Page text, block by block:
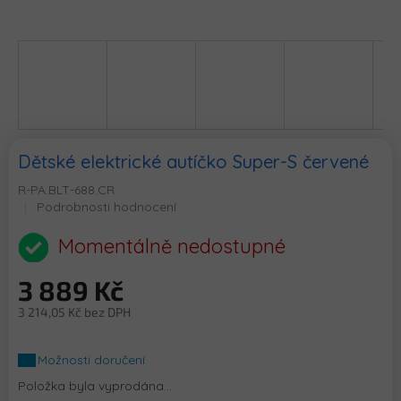
Dětské elektrické autíčko Super-S červené
R-PA.BLT-688.CR
Průměrné
produktu
je
z
5
Podrobnosti hodnocení
Momentálně nedostupné
3 889 Kč
3 214,05 Kč bez DPH
cena:Možnosti doručení
Položka byla vyprodána…